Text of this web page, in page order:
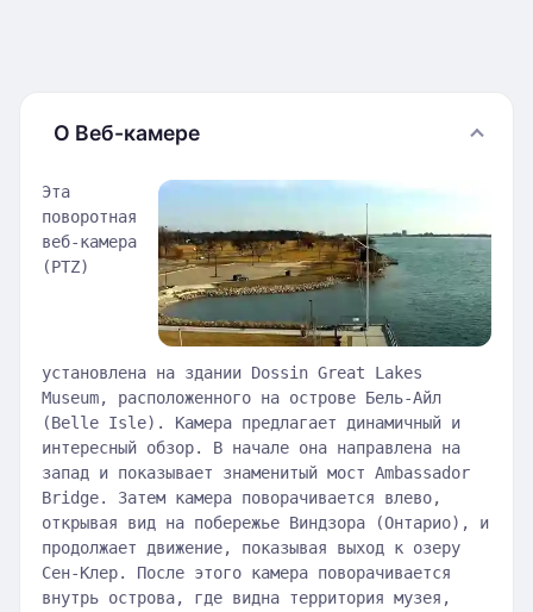
О Веб-камере
Эта
поворотная
веб-камера
(PTZ)
установлена на здании Dossin Great Lakes
Museum, расположенного на острове Бель-Айл
(Belle Isle). Камера предлагает динамичный и
интересный обзор. В начале она направлена на
запад и показывает знаменитый мост Ambassador
Bridge. Затем камера поворачивается влево,
открывая вид на побережье Виндзора (Онтарио), и
продолжает движение, показывая выход к озеру
Сен-Клер. После этого камера поворачивается
внутрь острова, где видна территория музея,